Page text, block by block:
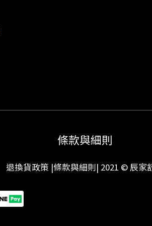
條款與細則
退換貨政策 |條款與細則| 2021 © 辰家